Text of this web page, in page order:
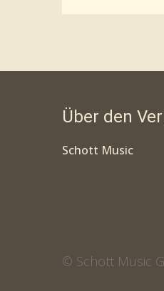
Über den
Schott Music
© Schott Music